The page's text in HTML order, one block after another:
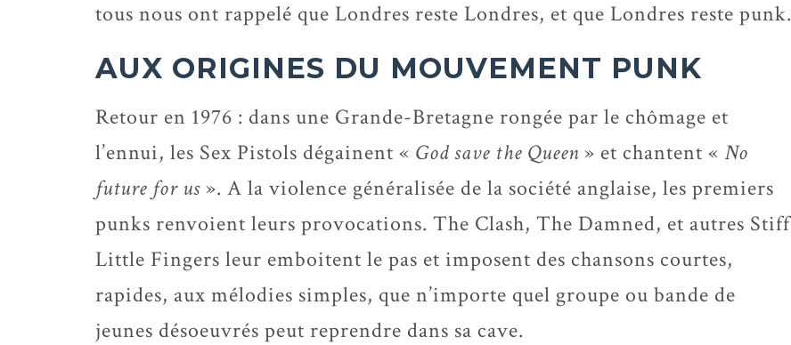
tous nous ont rappelé que Londres reste Londres, et que Londres reste punk.
AUX ORIGINES DU MOUVEMENT PUNK
Retour en 1976 : dans une Grande-Bretagne rongée par le chômage et
l’ennui, les Sex Pistols dégainent « God save the Queen» et chantent « No
future for us». A la violence généralisée de la société anglaise, les premiers
punks renvoient leurs provocations. The Clash, The Damned, et autres Stiff
Little Fingers leur emboitent le pas et imposent des chansons courtes,
rapides, aux mélodies simples, que n’importe quel groupe ou bande de
jeunes désoeuvrés peut reprendre dans sa cave.